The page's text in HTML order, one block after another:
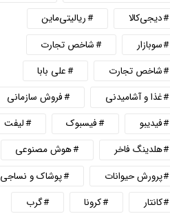
دیجی‌کالا
ریالیتی‌ماین
سوبازار
شاخص تجارت
شاخص تجارت
علی بابا
غذا و آشامیدنی
فروش سازمانی
فیدیبو
فیسبوک
لیفت
هلدینگ فاخر
هوش مصنوعی
پرورش حیوانات
پوشاک و نساجی
کانتار
کرونا
گرب